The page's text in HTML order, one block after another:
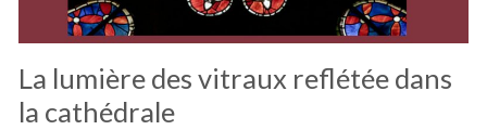
La lumière des vitraux reflétée dans
la cathédrale